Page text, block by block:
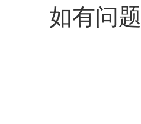
如有问